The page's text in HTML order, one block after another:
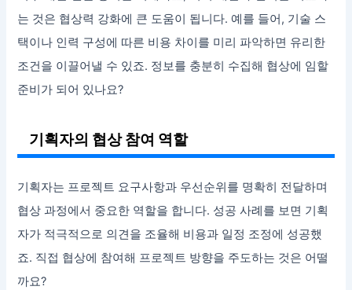
는 것은 협상력 강화에 큰 도움이 됩니다. 예를 들어, 기술 스
택이나 인력 구성에 따른 비용 차이를 미리 파악하면 유리한
조건을 이끌어낼 수 있죠. 정보를 충분히 수집해 협상에 임할
준비가 되어 있나요?
기획자의 협상 참여 역할
기획자는 프로젝트 요구사항과 우선순위를 명확히 전달하며
협상 과정에서 중요한 역할을 합니다. 성공 사례를 보면 기획
자가 적극적으로 의견을 조율해 비용과 일정 조정에 성공했
죠. 직접 협상에 참여해 프로젝트 방향을 주도하는 것은 어떨
까요?